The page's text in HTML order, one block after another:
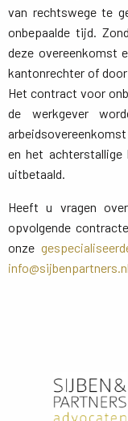
van rechtswege te
onbepaalde tijd.
deze overeenkomst
kantonrechter of
Het contract voor
de werkgever
en het achterstallige
uitbetaald.
Heeft u vragen
opvolgende
onze
info@sijbenpartners.nl